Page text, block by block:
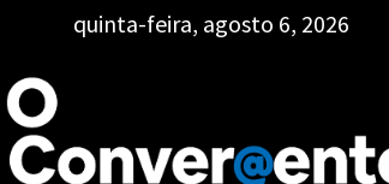
quinta-feira, agosto 6, 2026